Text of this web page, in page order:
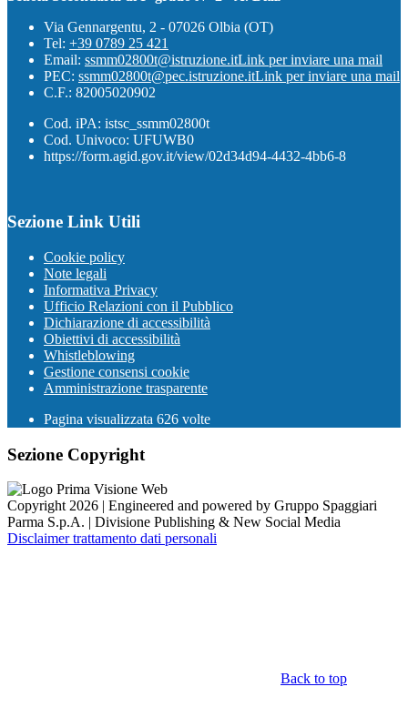
Via Gennargentu, 2 - 07026 Olbia (OT)
Tel: +39 0789 25 421
Email: ssmm02800t@istruzione.itLink per inviare una mail
PEC: ssmm02800t@pec.istruzione.itLink per inviare una mail
C.F.: 82005020902
Cod. iPA: istsc_ssmm02800t
Cod. Univoco: UFUWB0
https://form.agid.gov.it/view/02d34d94-4432-4bb6-8
Sezione Link Utili
Cookie policy
Note legali
Informativa Privacy
Ufficio Relazioni con il Pubblico
Dichiarazione di accessibilità
Obiettivi di accessibilità
Whistleblowing
Gestione consensi cookie
Amministrazione trasparente
Pagina visualizzata 626 volte
Sezione Copyright
Copyright 2026 | Engineered and powered by Gruppo Spaggiari
Parma S.p.A. | Divisione Publishing & New Social Media
Disclaimer trattamento dati personali
Back to top